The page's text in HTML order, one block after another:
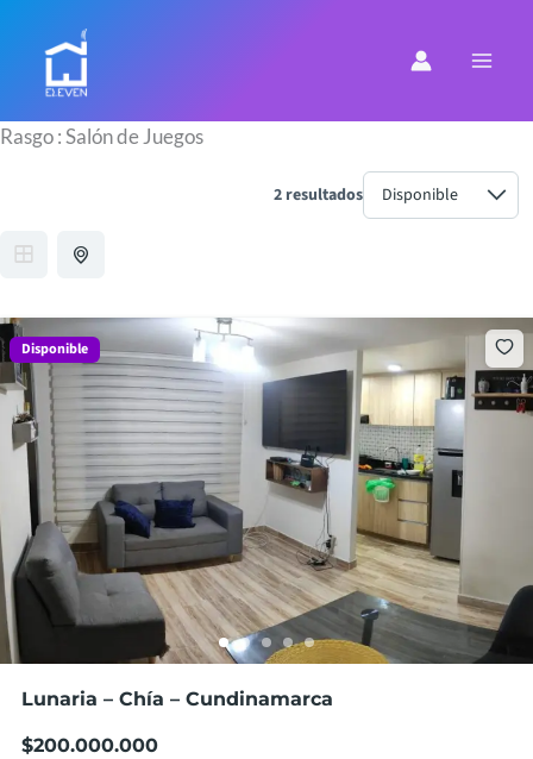
contenido
Rasgo :Salón de Juegos
2 resultados
Disponible
Lunaria – Chía – Cundinamarca
$200.000.000